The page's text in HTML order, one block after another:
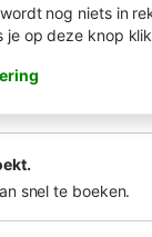
nog niets in
je op deze knop
snel te boeken.